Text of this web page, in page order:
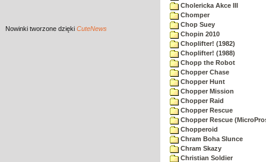
Nowinki tworzone dzięki CuteNews
Cholericka Akce III
Chomper
Chop Suey
Chopin 2010
Choplifter! (1982)
Choplifter! (1988)
Chopp the Robot
Chopper Chase
Chopper Hunt
Chopper Mission
Chopper Raid
Chopper Rescue
Chopper Rescue
Chopperoid
Chram Boha Slunce
Chram Skazy
Christian Soldier